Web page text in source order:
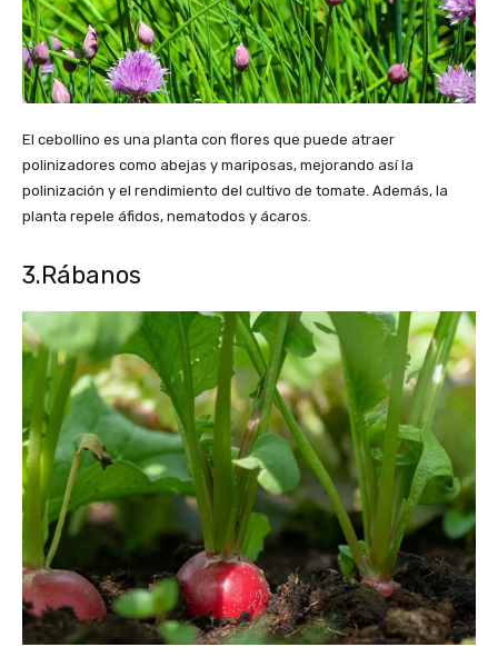
El cebollino es una planta con flores que puede atraer
polinizadores como abejas y mariposas, mejorando así la
polinización y el rendimiento del cultivo de tomate. Además, la
planta repele áfidos, nematodos y ácaros.
3.Rábanos